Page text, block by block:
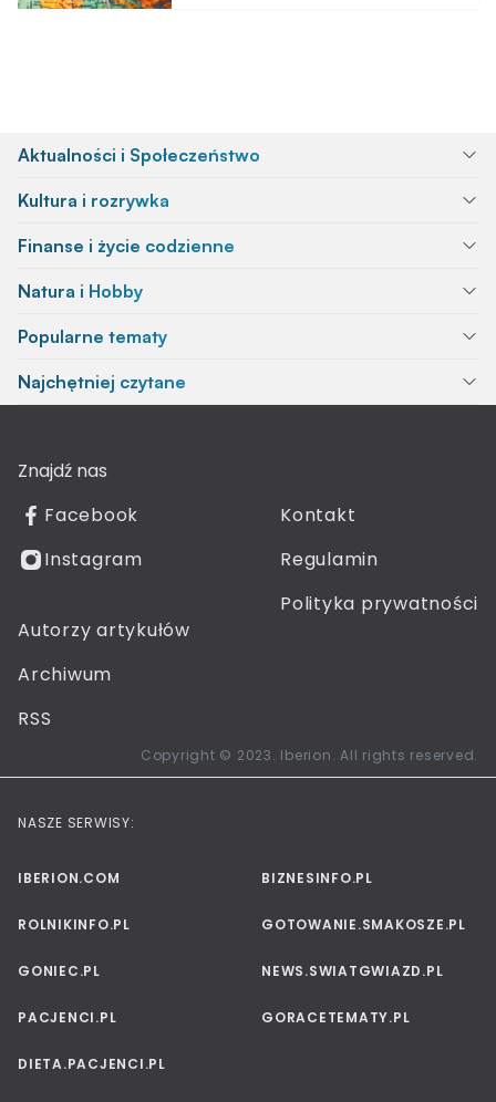
Aktualności i Społeczeństwo
Kultura i rozrywka
Finanse i życie codzienne
Natura i Hobby
Popularne tematy
Najchętniej czytane
Znajdź nas
Facebook
Instagram
Kontakt
Regulamin
Polityka prywatności
Autorzy artykułów
Archiwum
RSS
Copyright © 2023. Iberion. All rights reserved.
NASZE SERWISY:
IBERION.COM BIZNESINFO.PL
ROLNIKINFO.PL GOTOWANIE.SMAKOSZE.PL
GONIEC.PL NEWS.SWIATGWIAZD.PL
PACJENCI.PL GORACETEMATY.PL
DIETA.PACJENCI.PL